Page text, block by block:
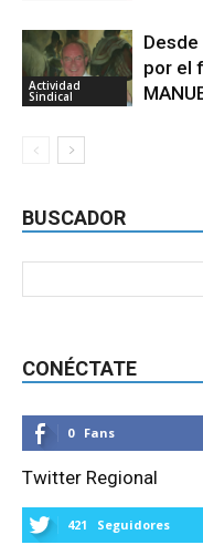
Actividad
Sindical
Desde
por el
BUSCADOR
CONÉCTATE
0 Fans
Twitter Regional
421 Seguidores